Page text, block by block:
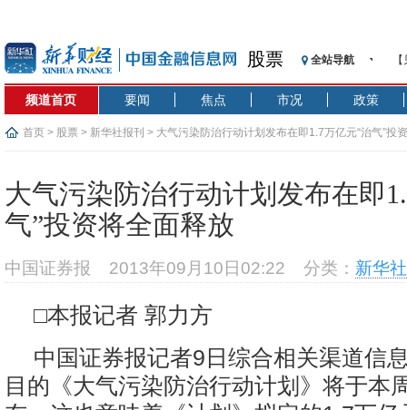
股票 全站导航
记
济
央
恒
频道首页 要闻 焦点 市况 政策
首页 > 股票 > 新华社报刊 > 大气污染防治行动计划发布在即1.7万亿元“治气”投
大气污染防治行动计划发布在即
气”投资将全面释放
中国证券报 2013年09月10日02:22 分类： 新华
□本报记者 郭力方
中国证券报记者9日综合相关渠道信
目的《大气污染防治行动计划》将于本